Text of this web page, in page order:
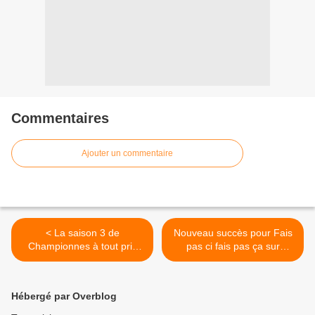
Commentaires
Ajouter un commentaire
< La saison 3 de
Championnes à tout prix
arrive le 23 décembre sur
Nouveau succès pour Fais
pas ci fais pas ça sur
France 2 >
Hébergé par Overblog